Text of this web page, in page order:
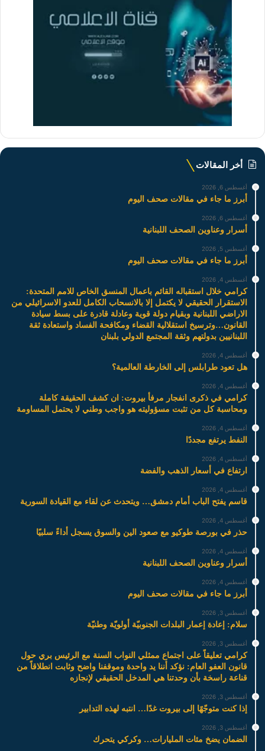
أخر المقالات
أغسطس 6, 2026
أبرز ما جاء في مقالات صحف اليوم
أغسطس 6, 2026
أسرار وعناوين الصحف اللبنانية
أغسطس 5, 2026
أبرز ما جاء في مقالات صحف اليوم
أغسطس 4, 2026
كرامي خلال استقباله القائم باعمال المنسق الخاص للامم المتحدة:
الاستقرار الحقيقي لا يكتمل إلا بالانسحاب الكامل للعدو الاسرائيلي من
الاراضي اللبنانية وبقيام دولة قوية وعادلة قادرة على بسط سيادة
القانون…وترسيخ استقلالية القضاء ومكافحة الفساد واستعادة ثقة
اللبنانيين بدولتهم وثقة المجتمع الدولي بلبنان
أغسطس 4, 2026
هل تعود طرابلس إلى الخارطة العالمية؟
أغسطس 4, 2026
كرامي في ذكرى انفجار مرفأ بيروت: ان كشف الحقيقة كاملة
ومحاسبة كل من تثبت مسؤوليته هو واجب وطني لا يحتمل المساومة
أغسطس 4, 2026
النفط يرتفع مجددًا
أغسطس 4, 2026
ارتفاع في أسعار الذهب والفضة
أغسطس 4, 2026
قاسم يفتح الباب أمام دمشق… ويتحدث عن لقاء مع القيادة السورية
أغسطس 4, 2026
حذر في بورصة طوكيو مع صعود الين والسوق يسجل أداءً سلبيًا
أغسطس 4, 2026
أسرار وعناوين الصحف اللبنانية
أغسطس 4, 2026
أبرز ما جاء في مقالات صحف اليوم
أغسطس 3, 2026
سلام: إعادة إعمار البلدات الجنوبيّة أولويّة وطنيّة
أغسطس 3, 2026
كرامي تعليقاً على اجتماع ممثلي النواب السنة مع الرئيس بري حول
قانون العفو العام: نؤكد أننا يد واحدة وموقفنا واضح وثابت انطلاقاً من
قناعة راسخة بأن وحدتنا هي المدخل الحقيقي لإنجازه
أغسطس 3, 2026
إذا كنت متوجّهًا إلى بيروت غدًا… انتبه لهذه التدابير
أغسطس 3, 2026
الضمان يضخ مئات المليارات… وكركي يتحرك